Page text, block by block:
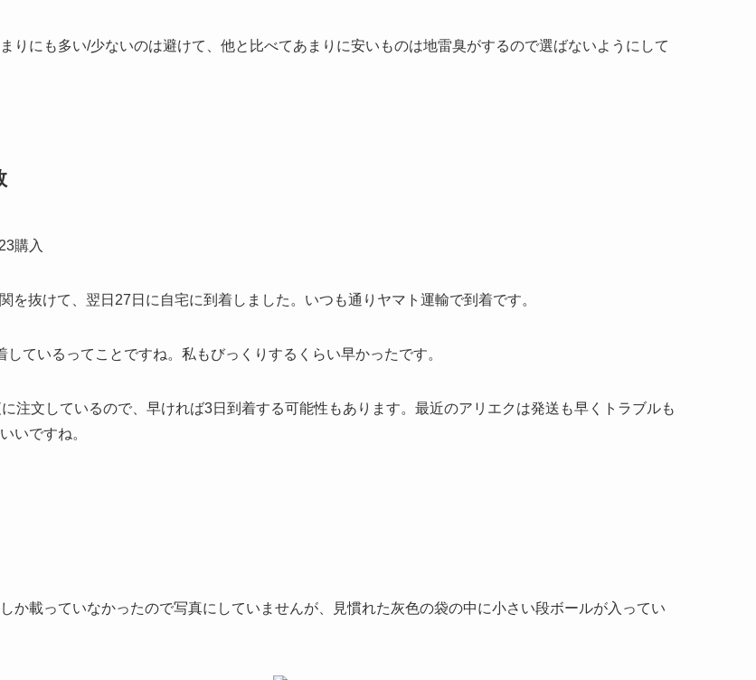
りにも多い/少ないのは避けて、他と比べてあまりに安いものは地雷臭がするので選ばないようにして
購入
を抜けて、翌日27日に自宅に到着しました。いつも通りヤマト運輸で到着です。
しているってことですね。私もびっくりするくらい早かったです。
注文しているので、早ければ3日到着する可能性もあります。最近のアリエクは発送も早くトラブルも
いですね。
か載っていなかったので写真にしていませんが、見慣れた灰色の袋の中に小さい段ボールが入ってい